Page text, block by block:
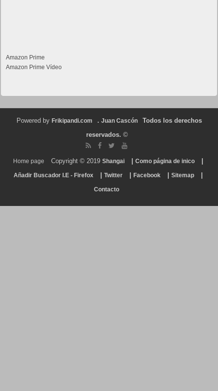
Amazon Prime
Amazon Prime Vídeo
Powered by Frikipandi.com . Juan Cascón
Todos los derechos
reservados. ©
Home page Copyright © 2019 Shangai Como página de inico
Añadir Buscador I.E - Firefox Twitter Facebook Sitemap
Contacto